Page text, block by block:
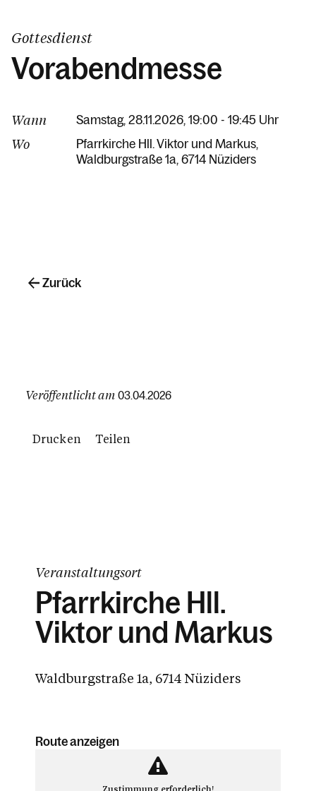
Gottesdienst
Vorabendmesse
Wann Samstag, 28.11.2026, 19:00 - 19:45 Uhr
Wo
Pfarrkirche Hll. Viktor und Markus
Waldburgstraße 1a 6714 Nüziders
Veröffentlicht am 03.04.2026
Drucken Teilen
Zurück
Veranstaltungsort
Pfarrkirche Hll.
Viktor und Markus
Waldburgstraße 1a, 6714 Nüziders
Route anzeigen
Zustimmung erforderlich!